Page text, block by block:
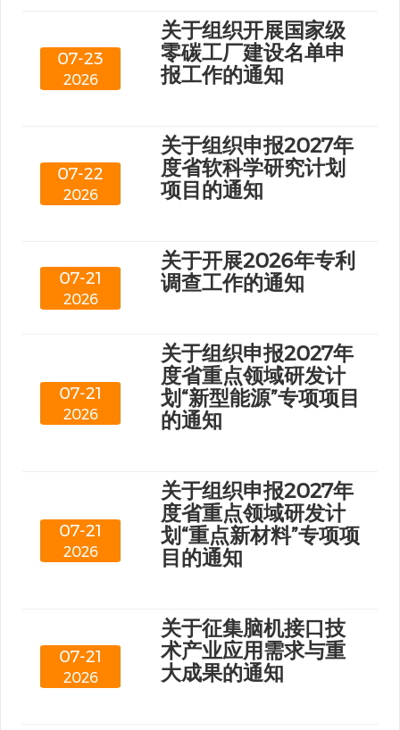
07-23
2026
关于组织开展国家级
零碳工厂建设名单申
报工作的通知
07-22
2026
关于组织申报2027年
度省软科学研究计划
项目的通知
07-21
2026
关于开展2026年专利
调查工作的通知
07-21
2026
关于组织申报2027年
度省重点领域研发计
划“新型能源”专项项目
的通知
07-21
2026
关于组织申报2027年
度省重点领域研发计
划“重点新材料”专项项
目的通知
07-21
2026
关于征集脑机接口技
术产业应用需求与重
大成果的通知